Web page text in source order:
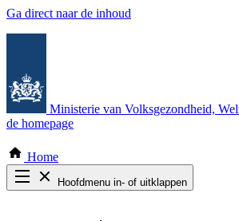
Ga direct naar de inhoud
Ministerie van Volksgezondheid,
de homepage
Home
Hoofdmenu in- of uitklappen